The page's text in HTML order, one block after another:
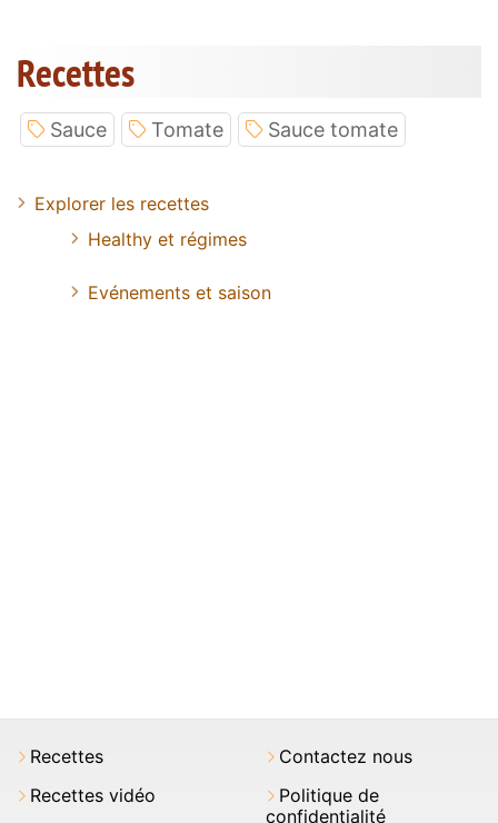
Recettes
Sauce Tomate Sauce tomate
Explorer les recettes
Healthy et régimes
Evénements et saison
Recettes
Recettes vidéo
Contactez nous
Politique de
confidentialité